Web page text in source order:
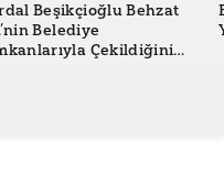
Beşikçioğlu Behzat
Belediye
Çekildiğini